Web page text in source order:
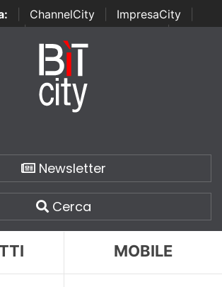
ChannelCity ImpresaCity
| Italian Channel Awards | Italian
Italian Security Awards
Newsletter
Cerca
MOBILE